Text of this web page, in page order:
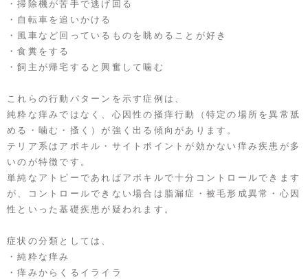
・掃除機が苦手で逃げ回る
・自転車を追いかける
・風車など回っているものを眺めることが好き
・食糞をする
・飼主が帰宅すると興奮して噛む
これらの行動パターンを示す症例は、
純粋な痒みではなく、心因性の掻痒行動（特定の場所を異常舐
める・噛む・搔く）が強く出る傾向があります。
テリア系はアポキル・サイトポイントが効かない痒み疾患が多
いのが特徴です。
単純なアトピーであればアポキルで十分コントロールできます
が、コントロールできない場合は脂漏症・被毛形成異常・心因
性といった基礎疾患が疑われます。
症状の分類としては、
・純粋な痒み
・痒みからくるイライラ